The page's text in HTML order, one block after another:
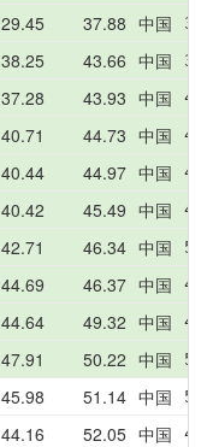
29.45 37.88 中国
38.25 43.66 中国
37.28 43.93 中国
40.71 44.73 中国
40.44 44.97 中国
40.42 45.49 中国
42.71 46.34 中国
44.69 46.37 中国
44.64 49.32 中国
47.91 50.22 中国
45.98 51.14 中国
44.16 52.05 中国